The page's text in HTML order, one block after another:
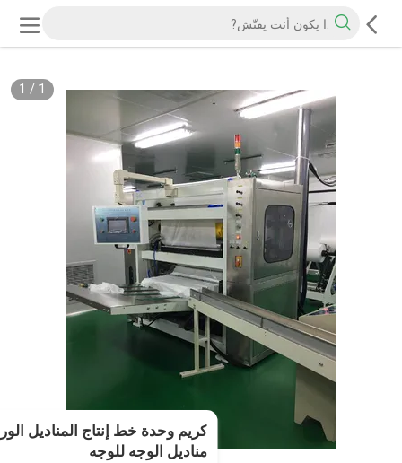
1
/
1
مناديل الوجه للوجه